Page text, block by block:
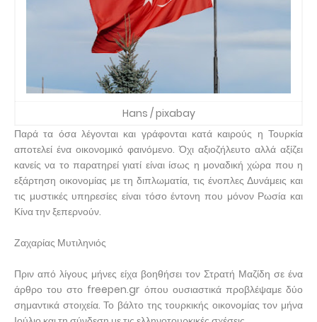
Hans / pixabay
Παρά τα όσα λέγονται και γράφονται κατά καιρούς η Τουρκία
αποτελεί ένα οικονομικό φαινόμενο. Όχι αξιοζήλευτο αλλά αξίζει
κανείς να το παρατηρεί γιατί είναι ίσως η μοναδική χώρα που η
εξάρτηση οικονομίας με τη διπλωματία, τις ένοπλες Δυνάμεις και
τις μυστικές υπηρεσίες είναι τόσο έντονη που μόνον Ρωσία και
Κίνα την ξεπερνούν.
Ζαχαρίας Μυτιληνιός
Πριν από λίγους μήνες είχα βοηθήσει τον Στρατή Μαζίδη σε ένα
άρθρο του στο freepen.gr όπου ουσιαστικά προβλέψαμε δύο
σημαντικά στοιχεία. Το βάλτο της τουρκικής οικονομίας τον μήνα